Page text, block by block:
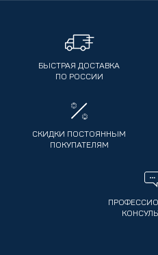
БЫСТРАЯ ДОСТАВКА
ПО РОССИИ
СКИДКИ ПОСТОЯННЫМ
ПОКУПАТЕЛЯМ